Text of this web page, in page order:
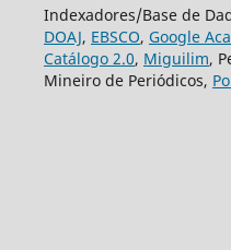
Indexadores/Base de
DOAJ, EBSCO, Google
Catálogo 2.0, Miguilim,
Mineiro de Periódicos,